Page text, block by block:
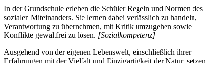
In der Grundschule erleben die Schüler Regeln und Normen des
sozialen Miteinanders. Sie lernen dabei verlässlich zu handeln,
Verantwortung zu übernehmen, mit Kritik umzugehen sowie
Konflikte gewaltfrei zu lösen. [Sozialkompetenz]
Ausgehend von der eigenen Lebenswelt, einschließlich ihrer
Erfahrungen mit der Vielfalt und Einzigartigkeit der Natur, setzen